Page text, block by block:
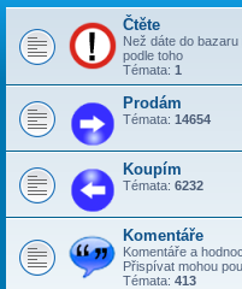
Čtěte
Než dáte do
podle toho
Témata: 1
Prodám
Témata: 14654
Koupím
Témata: 6232
Komentáře
Komentáře a
Přispívat mohou
Témata: 413